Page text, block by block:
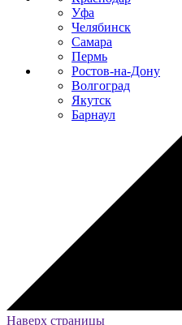
Уфа
Челябинск
Самара
Пермь
Ростов-на-Дону
Волгоград
Якутск
Барнаул
Наверх страницы